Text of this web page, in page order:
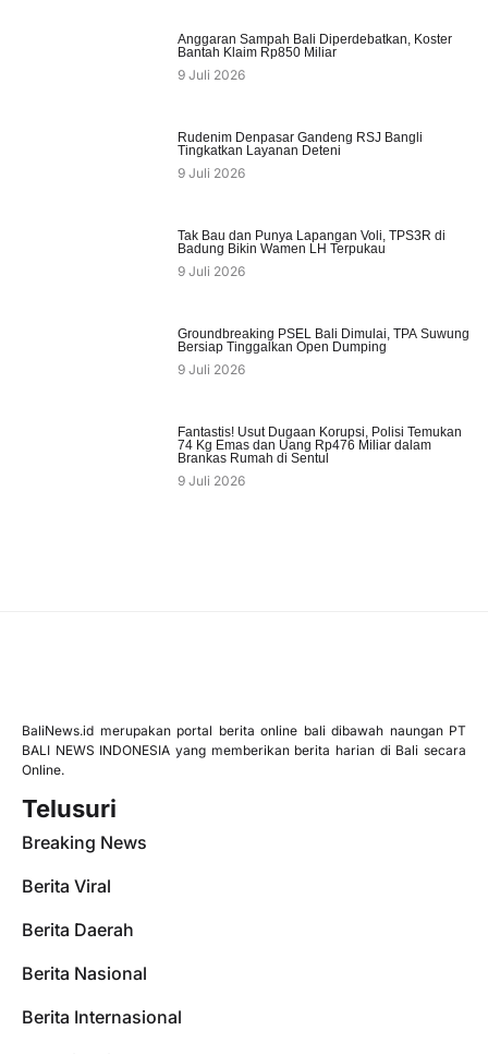
Anggaran Sampah Bali Diperdebatkan, Koster
Bantah Klaim Rp850 Miliar
9 Juli 2026
Rudenim Denpasar Gandeng RSJ Bangli
Tingkatkan Layanan Deteni
9 Juli 2026
Tak Bau dan Punya Lapangan Voli, TPS3R di
Badung Bikin Wamen LH Terpukau
9 Juli 2026
Groundbreaking PSEL Bali Dimulai, TPA Suwung
Bersiap Tinggalkan Open Dumping
9 Juli 2026
Fantastis! Usut Dugaan Korupsi, Polisi Temukan
74 Kg Emas dan Uang Rp476 Miliar dalam
Brankas Rumah di Sentul
9 Juli 2026
BaliNews.id merupakan portal berita online bali dibawah naungan PT
BALI NEWS INDONESIA yang memberikan berita harian di Bali secara
Online.
Telusuri
Breaking News
Berita Viral
Berita Daerah
Berita Nasional
Berita Internasional